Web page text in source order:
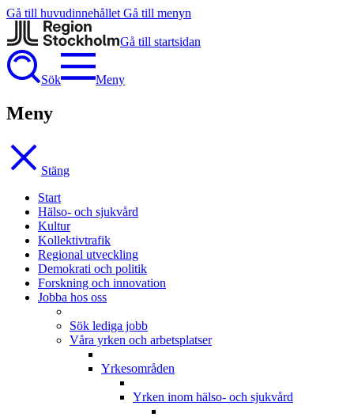
Gå till huvudinnehållet Gå till menyn
Gå till startsidan
Sök Meny
Meny
Stäng
Start
Hälso- och sjukvård
Kultur
Kollektivtrafik
Regional utveckling
Demokrati och politik
Forskning och innovation
Jobba hos oss
Sök lediga jobb
Våra yrken och arbetsplatser
Yrkesområden
Yrken inom hälso- och sjukvård